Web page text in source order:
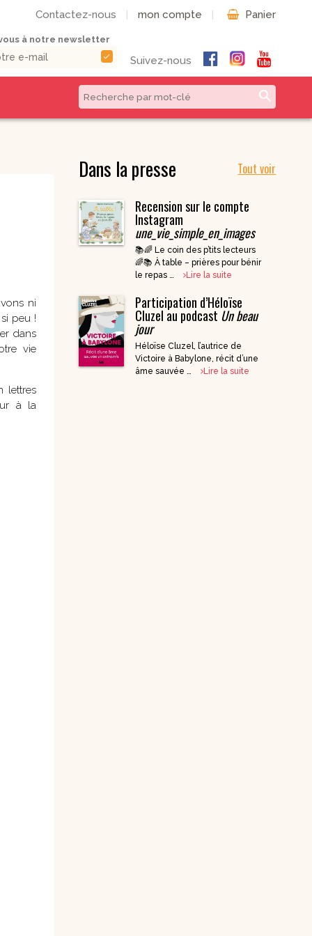
Contactez-nous mon compte Panier
à notre newsletter
check Suivez-nous
CD pour prier
CD Histoire de
CD Parcours
Spirituels
DVD Documentaires
/ Enseignements
Livres numériques
Partitions de
musique
Vie pratique
search
ni
peu !
dans
vie
lettres
à la
Dans la presse Tout voir
Recension sur le compte
Instagram
une_vie_simple_en_images
📚🌈 Le coin des p’tits lecteurs
🌈📚 À table – prières pour bénir
le repas …
Lire la suite
Participation d’Héloïse
Cluzel au podcast Un beau
jour
Héloïse Cluzel, l’autrice de
Victoire à Babylone, récit d’une
âme sauvée …
Lire la suite